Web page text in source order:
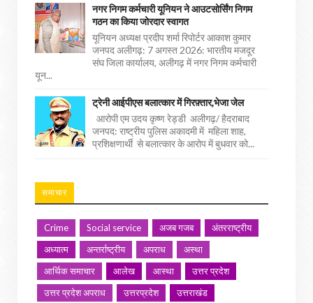
नगर निगम कर्मचारी यूनियन ने आउटसोर्सिंग निगम
गठन का किया जोरदार स्वागत
यूनियन अध्यक्ष प्रदीप शर्मा रिपोर्टर आकाश कुमार
जनपद अलीगढ़: 7 अगस्त 2026: भारतीय मजदूर
संघ जिला कार्यालय, अलीगढ़ में नगर निगम कर्मचारी
यून...
ट्रेनी आईपीएस बलात्कार में गिरफ़्तार,भेजा जेल
आरोपी एम उदय कृष्ण रेड्डी अलीगढ़/ हैदराबाद
जनपद: राष्ट्रीय पुलिस अकादमी में महिला शाह,
प्रशिक्षणार्थी से बलात्कार के आरोप में बुधवार को...
समाचार
Crime Social service अजब गजब
अंतरराष्ट्रीय
अध्यात्म
अन्तर्राष्ट्रीय अपराध
अस्था
आर्थिक समाचार
आलेख आस्था
उत्तर प्रदेश
उत्तर प्रदेश अपराध
उत्तरप्रदेश
उत्तराखंड